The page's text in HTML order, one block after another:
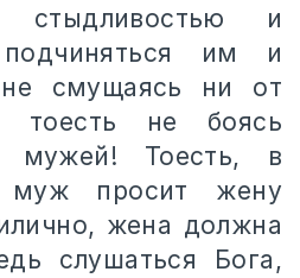
стыдливостью и
им и
смущаясь ни от
тоесть не боясь
мужей! Тоесть, в
муж просит жену
жена должна
слушаться Бога,